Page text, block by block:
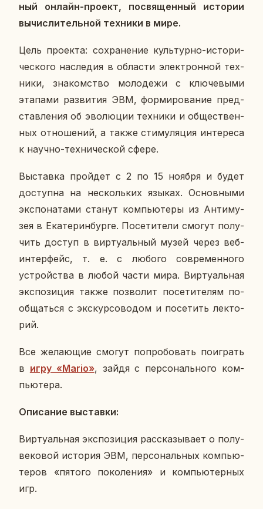
ный онлайн-проект, по­свя­щен­ный ис­то­рии
вы­чис­ли­тель­ной тех­ни­ки в мире.
Цель про­ек­та: со­хра­не­ние куль­тур­но-ис­то­ри­
че­ско­го на­сле­дия в об­ла­сти элек­трон­ной тех­
ни­ки, зна­ком­ство мо­ло­де­жи с клю­че­вы­ми
эта­па­ми раз­ви­тия ЭВМ, фор­ми­ро­ва­ние пред­
став­ле­ния об эво­лю­ции тех­ни­ки и об­ще­ствен­
ных от­но­ше­ний, а также сти­му­ля­ция ин­те­ре­са
к научно-тех­ни­че­ской сфере.
Вы­став­ка прой­дет с 2 по 15 ноября и будет
до­ступ­на на несколь­ких языках. Ос­нов­ны­ми
экс­по­на­та­ми станут ком­пью­те­ры из Ан­ти­му­
зея в Ека­те­рин­бур­ге. По­се­ти­те­ли смогут по­лу­
чить доступ в вир­ту­аль­ный музей через веб-
ин­тер­фейс, т. е. с любого со­вре­мен­но­го
устрой­ства в любой части мира. Вир­ту­аль­ная
экс­по­зи­ция также поз­во­лит по­се­ти­те­лям по­
об­щать­ся с экс­кур­со­во­дом и по­се­тить лек­то­
рий.
Все же­ла­ю­щие смогут по­про­бо­вать по­иг­рать
в игру «Mario», зайдя с пер­со­наль­но­го ком­
пью­те­ра.
Опи­са­ние вы­став­ки:
Вир­ту­аль­ная экс­по­зи­ция рас­ска­зы­ва­ет о по­лу­
ве­ко­вой ис­то­рия ЭВМ, пер­со­наль­ных ком­пью­
те­ров «пятого по­ко­ле­ния» и ком­пью­тер­ных
игр.